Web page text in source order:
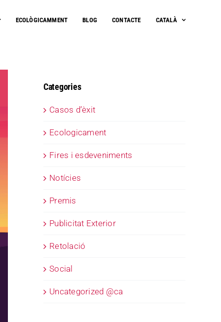
ECOLÒGICAMMENT BLOG CONTACTE CATALÀ
Categories
Casos d’èxit
Ecologicament
Fires i esdeveniments
Notícies
Premis
Publicitat Exterior
Retolació
Social
Uncategorized @ca